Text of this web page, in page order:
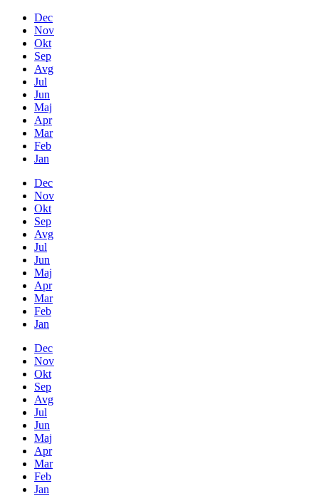
Dec
Nov
Okt
Sep
Avg
Jul
Jun
Maj
Apr
Mar
Feb
Jan
Dec
Nov
Okt
Sep
Avg
Jul
Jun
Maj
Apr
Mar
Feb
Jan
Dec
Nov
Okt
Sep
Avg
Jul
Jun
Maj
Apr
Mar
Feb
Jan